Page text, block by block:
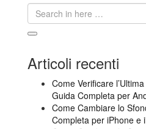
Search
for:
Search
Articoli recenti
Come Verificare
Guida Completa per
Come Cambiare lo
Completa per iPhone e